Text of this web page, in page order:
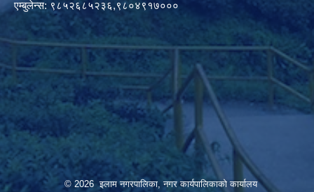
एम्बुलेन्स: ९८५२६८५२३६,९८०४९१७०००
© 2026 इलाम नगरपालिका, नगर कार्यपालिकाको कार्यालय